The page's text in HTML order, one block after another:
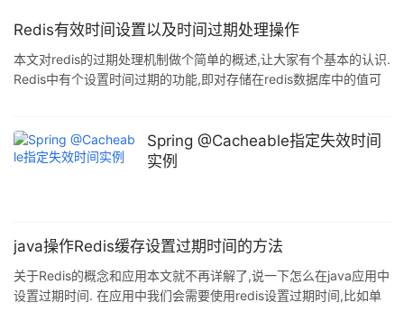
Redis有效时间设置以及时间过期处理操作
本文对redis的过期处理机制做个简单的概述,让大家有个基本的认识.
Redis中有个设置时间过期的功能,即对存储在redis数据库中的值可
限制的,按照传统的数据库处理方式,一般都是自己判断过期,这样无疑
会严重影响项目性能. 一.有效时间设置: redis对存储值的过期处理实
Spring @Cacheable指定失效时间
实例
java操作Redis缓存设置过期时间的方法
关于Redis的概念和应用本文就不再详解了,说一下怎么在java应用中
设置过期时间. 在应用中我们会需要使用redis设置过期时间,比如单